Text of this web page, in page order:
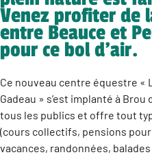
Venez profiter de
entre Beauce et
pour ce bol d’air.
Ce nouveau centre équestre «
Gadeau » s’est implanté à
tous les publics et offre tout
(cours collectifs, pensions
vacances, randonnées,